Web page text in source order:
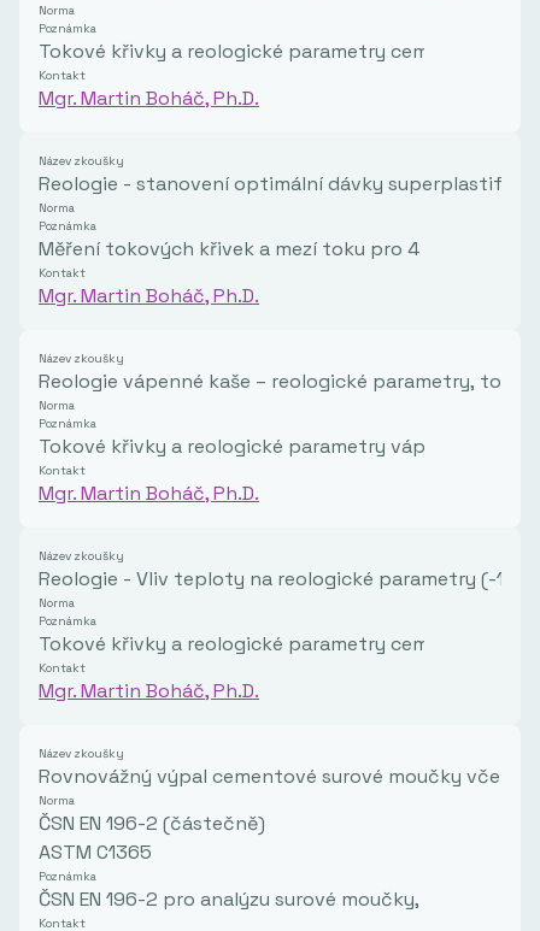
Norma
Poznámka
Tokové křivky a reologické parametry cementové
Kontakt
Mgr. Martin Boháč, Ph.D.
Název zkoušky
Reologie - stanovení optimální dávky
Norma
Poznámka
Měření tokových křivek a mezí toku pro 4 dávky
Kontakt
Mgr. Martin Boháč, Ph.D.
Název zkoušky
Reologie vápenné kaše – reologické parametry,
Norma
Poznámka
Tokové křivky a reologické parametry vápenných
Kontakt
Mgr. Martin Boháč, Ph.D.
Název zkoušky
Reologie - Vliv teploty na reologické parametry (-10
Norma
Poznámka
Tokové křivky a reologické parametry cementové
Kontakt
Mgr. Martin Boháč, Ph.D.
Název zkoušky
Rovnovážný výpal cementové surové moučky
Norma
ČSN EN 196-2 (částečně)
ASTM C1365
Poznámka
ČSN EN 196-2 pro analýzu surové moučky, ASTM
Kontakt